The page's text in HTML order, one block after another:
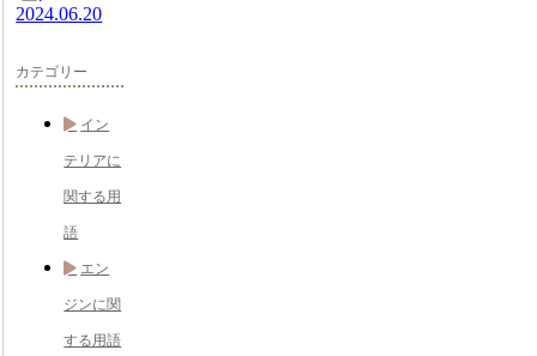
2024.06.20
カテゴリー
イン
テリアに
関する用
語
エン
ジンに関
する用語